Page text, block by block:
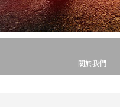
關於我們